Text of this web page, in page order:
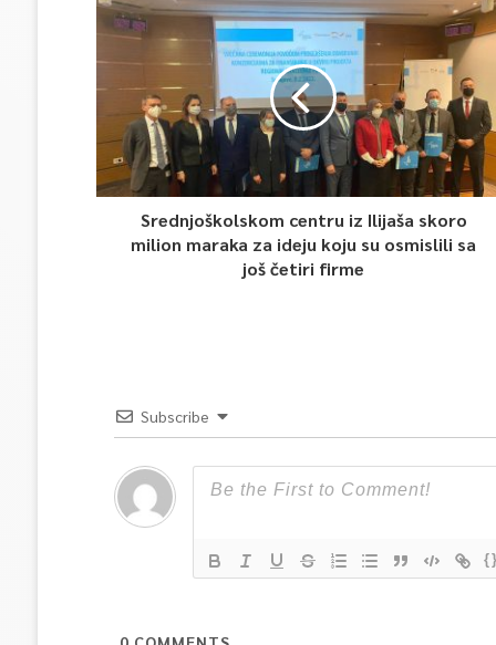
Srednjoškolskom centru iz Ilijaša skoro
milion maraka za ideju koju su osmislili sa
još četiri firme
Subscribe